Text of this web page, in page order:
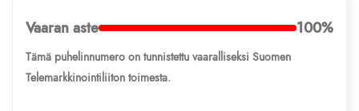
Vaaran aste 100%
Tämä puhelinnumero on tunnistettu vaaralliseksi Suomen
Telemarkkinointiliiton toimesta.